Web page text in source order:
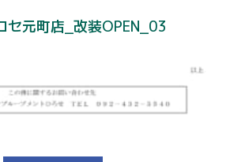
元町店_改装OPEN_03